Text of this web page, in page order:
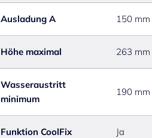
Ausladung A 150 mm
Höhe maximal 263 mm
Wasseraustritt
minimum
190 mm
Funktion CoolFix Ja